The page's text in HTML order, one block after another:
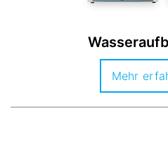
Mehr